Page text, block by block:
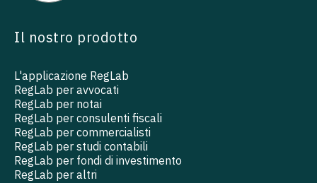
Il nostro prodotto
L'applicazione RegLab
RegLab per avvocati
RegLab per notai
RegLab per consulenti fiscali
RegLab per commercialisti
RegLab per studi contabili
RegLab per fondi di investimento
RegLab per altri